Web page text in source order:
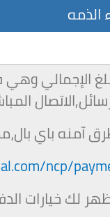
الذمه
1% من المبلغ
آمنه باي
ncp/
لك خيارات